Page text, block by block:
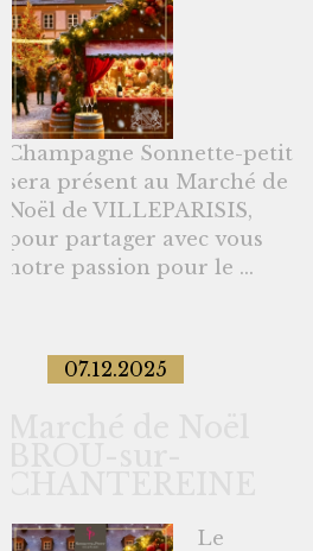
Champagne Sonnette-petit
sera présent au Marché de
Noël de VILLEPARISIS,
pour partager avec vous
notre passion pour le ...
07.12.2025
Le